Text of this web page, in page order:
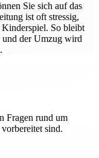
Sie sich auf das
ist oft stressig,
So bleibt
und der Umzug wird
Fragen rund um
sind.